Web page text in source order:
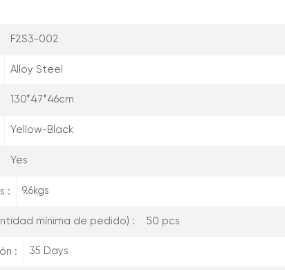
F2S3-002
Alloy Steel
130*47*46cm
Yellow-Black
Yes
: 9.6kgs
mínima de pedido) : 50 pcs
: 35 Days